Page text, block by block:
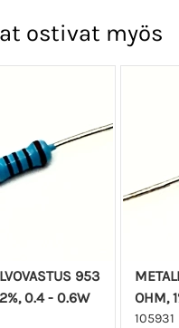
ostivat myös
953
0.4 - 0.6W
OHM,
105931